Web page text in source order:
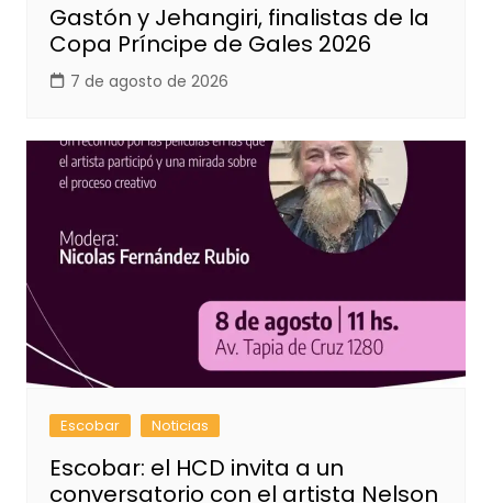
Gastón y Jehangiri, finalistas de la
Copa Príncipe de Gales 2026
7 de agosto de 2026
Escobar Noticias
Escobar: el HCD invita a un
conversatorio con el artista Nelson